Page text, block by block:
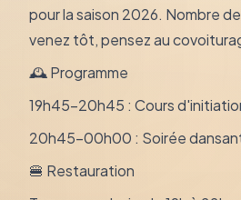
pour la saison 2026. Nombre
venez tôt, pensez au
🕰 Programme
19h45–20h45 : Cours
20h45–00h00 : Soirée
🍔 Restauration